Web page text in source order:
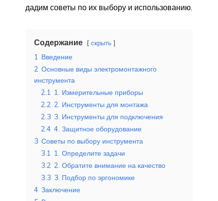
дадим советы по их выбору и использованию.
Содержание скрыть
1 Введение
2 Основные виды электромонтажного
инструмента
2.1 1. Измерительные приборы
2.2 2. Инструменты для монтажа
2.3 3. Инструменты для подключения
2.4 4. Защитное оборудование
3 Советы по выбору инструмента
3.1 1. Определите задачи
3.2 2. Обратите внимание на качество
3.3 3. Подбор по эргономике
4 Заключение